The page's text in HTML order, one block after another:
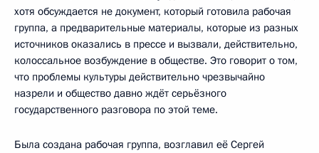
хотя обсуждается не документ, который готовила рабочая
группа, а предварительные материалы, которые из разных
источников оказались в прессе и вызвали, действительно,
колоссальное возбуждение в обществе. Это говорит о том,
что проблемы культуры действительно чрезвычайно
назрели и общество давно ждёт серьёзного
государственного разговора по этой теме.
Была создана рабочая группа, возглавил её Сергей